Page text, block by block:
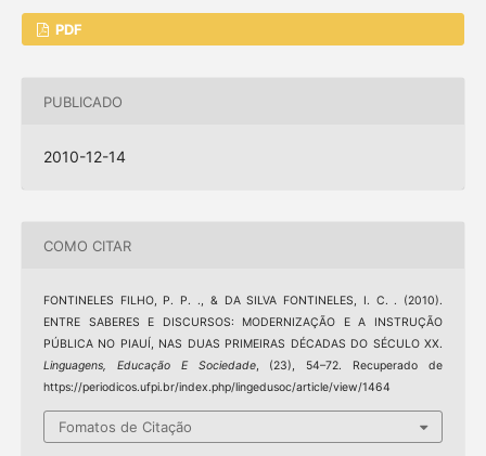
PDF
PUBLICADO
2010-12-14
COMO CITAR
FONTINELES FILHO, P. P. ., & DA SILVA FONTINELES, I. C. . (2010).
ENTRE SABERES E DISCURSOS: MODERNIZAÇÃO E A INSTRUÇÃO
PÚBLICA NO PIAUÍ, NAS DUAS PRIMEIRAS DÉCADAS DO SÉCULO XX.
Linguagens, Educação E Sociedade, (23), 54–72. Recuperado de
https://periodicos.ufpi.br/index.php/lingedusoc/article/view/1464
Fomatos de Citação